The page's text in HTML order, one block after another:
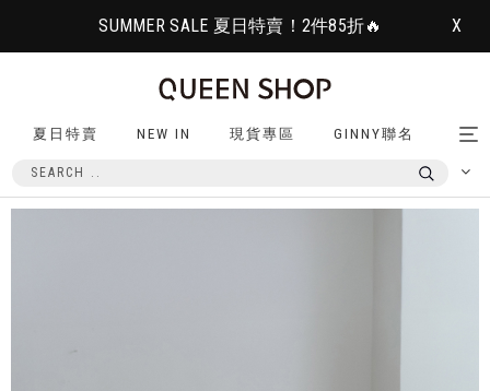
SUMMER SALE 夏日特賣！2件85折🔥 X
夏日特賣 NEW IN 現貨專區 GINNY聯名